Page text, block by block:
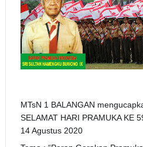
MTsN 1 BALANGAN
SELAMAT HARI PRAMUKA KE
14 Agustus 2020